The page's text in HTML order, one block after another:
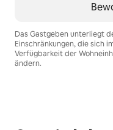
Das Gastgeben unterliegt
Einschränkungen, die sich
Verfügbarkeit der
ändern.